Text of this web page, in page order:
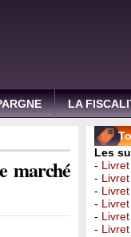
LA
marché
Les
-
-
-
-
-
-